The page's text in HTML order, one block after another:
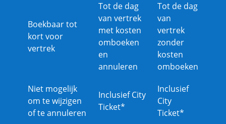
Boekbaar tot
kort voor
vertrek
Tot de dag
van vertrek
met kosten
omboeken
en
annuleren
Tot de dag
van
vertrek
zonder
kosten
omboeken
Niet mogelijk
om te wijzigen
of te annuleren
Inclusief City
Ticket*
Inclusief
City
Ticket*